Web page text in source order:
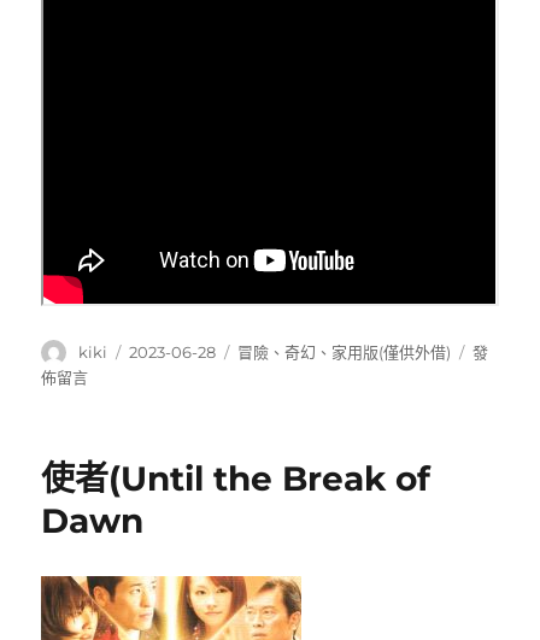
作
者
kiki
發
2023-06-28
分
冒險 、奇幻 、 家用版(僅供外借)
在
發
佈留言
使者(Until the Break of
Dawn